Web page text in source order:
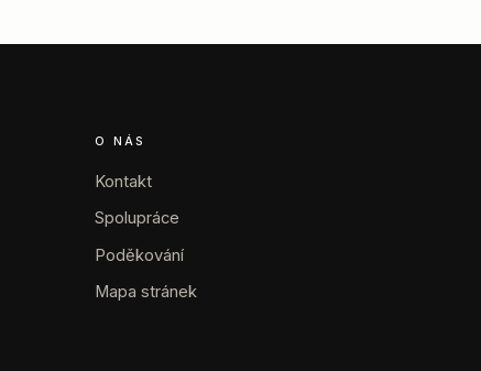
O NÁS
Kontakt
Spolupráce
Poděkování
Mapa stránek